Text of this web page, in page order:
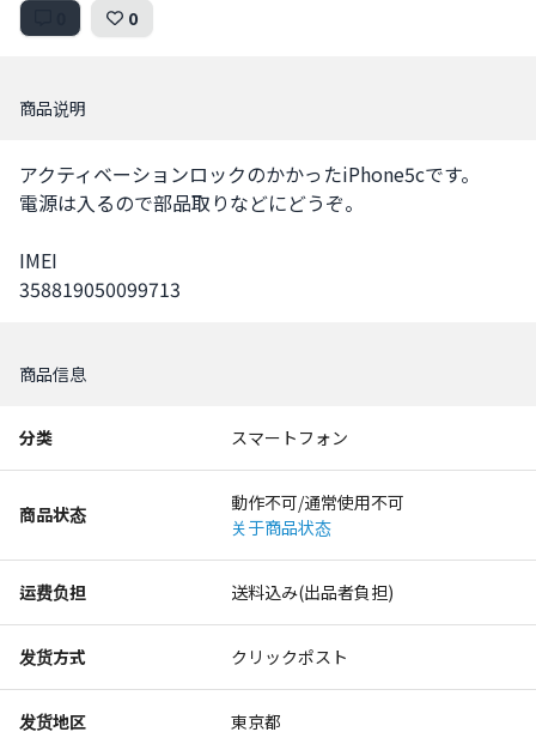
0
商品说明
アクティベーションロックのかかったiPhone5cです。
電源は入るので部品取りなどにどうぞ。
IMEI
358819050099713
商品信息
分类 スマートフォン
商品状态
動作不可/通常使用不可
关于商品状态
运费负担 送料込み(出品者負担)
发货方式 クリックポスト
发货地区 東京都